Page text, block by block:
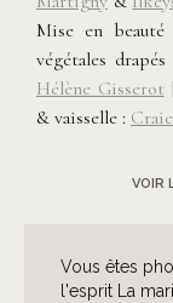
Mise en beauté
végétales
Hélène Gisserot
& vaisselle : Craie
VOIR
Vous êtes
l'esprit La